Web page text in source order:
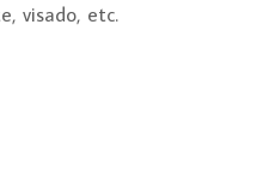
visado, etc.